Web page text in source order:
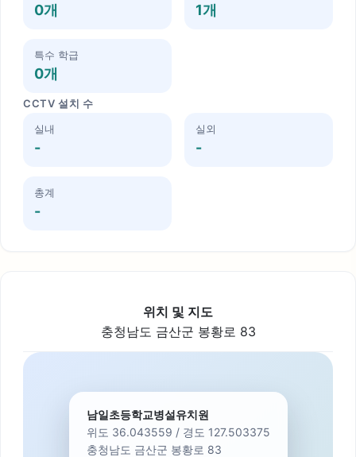
0개 1개
특수 학급
0개
CCTV 설치 수
실내
-
실외
-
총계
-
위치 및 지도
충청남도 금산군 봉황로 83
남일초등학교병설유치원
위도 36.043559 / 경도 127.503375
충청남도 금산군 봉황로 83